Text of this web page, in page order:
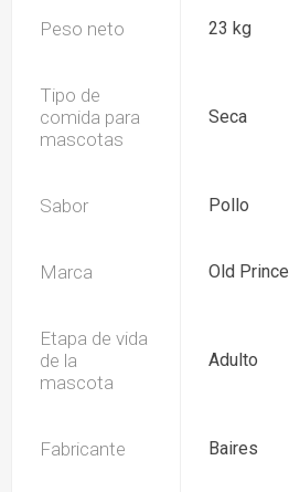
Peso neto 23 kg
Tipo de
comida para
mascotas
Seca
Sabor Pollo
Marca Old Prince
Etapa de vida
de la
mascota
Adulto
Fabricante Baires